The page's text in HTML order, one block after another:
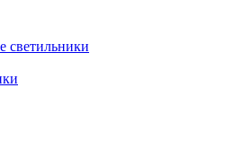
светильники